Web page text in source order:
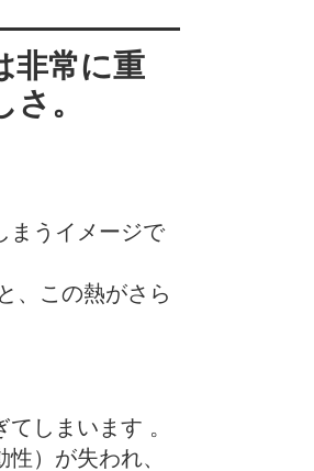
非常に重
さ。
まうイメージで
、この熱がさら
しまいます 。
）が失われ、